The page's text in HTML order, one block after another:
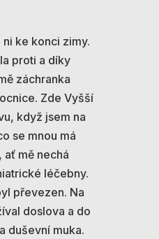
ke konci zimy.
proti a díky
záchranka
Zde Vyšší
když jsem na
se mnou má
mě nechá
léčebny.
převezen. Na
doslova a do
duševní muka.